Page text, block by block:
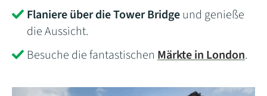
Flaniere über die Tower Bridgeund genieße
die Aussicht.
Besuche die fantastischen Märkte in London.